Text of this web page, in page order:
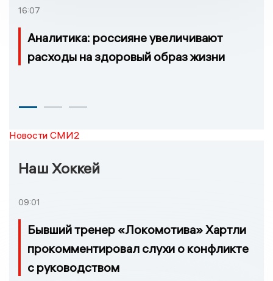
16:07
Аналитика: россияне увеличивают
расходы на здоровый образ жизни
Новости СМИ2
Наш Хоккей
09:01
Бывший тренер «Локомотива» Хартли
прокомментировал слухи о конфликте
с руководством